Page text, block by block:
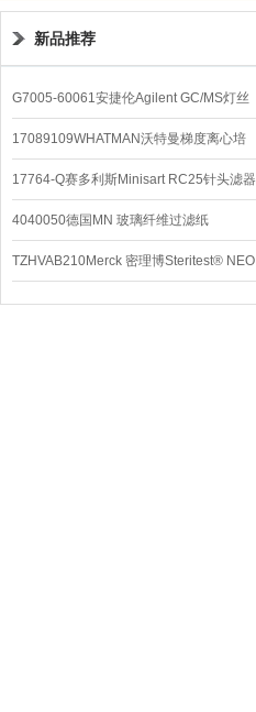
新品推荐
G7005-60061安捷伦Agilent GC/MS灯丝
配件
17089109WHATMAN沃特曼梯度离心培
养基
17764-Q赛多利斯Minisart RC25针头滤器
4040050德国MN 玻璃纤维过滤纸
TZHVAB210Merck 密理博Steritest® NEO
设备